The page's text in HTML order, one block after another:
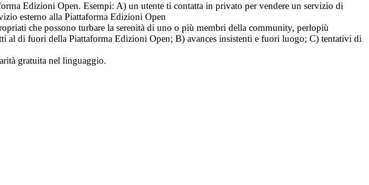
Edizioni Open. Esempi: A) un utente ti contatta in privato per vendere un servizio di
esterno alla Piattaforma Edizioni Open
che possono turbare la serenità di uno o più membri della community, perlopiù
al di fuori della Piattaforma Edizioni Open; B) avances insistenti e fuori luogo; C) tentativi di
gratuita nel linguaggio.